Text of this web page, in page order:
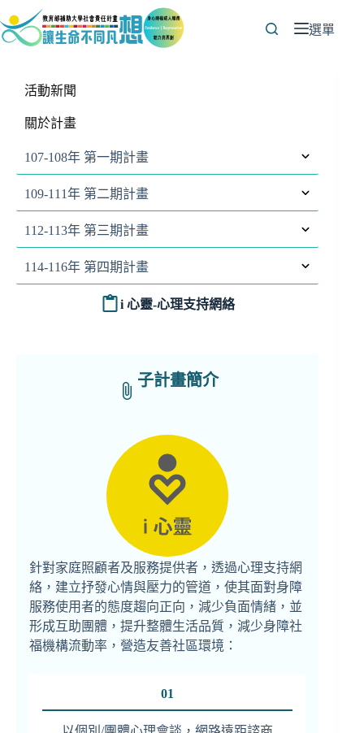
至
選單
活動新聞
關於計畫
107-108年 第一期計畫
109-111年 第二期計畫
112-113年 第三期計畫
114-116年 第四期計畫
i 心靈-心理支持網絡
子計畫簡介
針對家庭照顧者及服務提供者，透過心理支持網
絡，建立抒發心情與壓力的管道，使其面對身障
服務使用者的態度趨向正向，減少負面情緒，並
形成互助團體，提升整體生活品質，減少身障社
福機構流動率，營造友善社區環境：
01